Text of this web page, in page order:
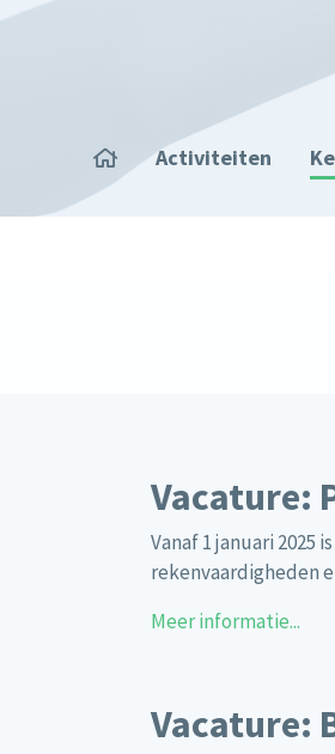
Home Activiteiten
Vacature:
Vanaf 1 januari
rekenvaardigheden
Meer informatie...
Vacature: